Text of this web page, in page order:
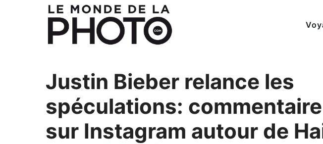
Justin Bieber relance les
spéculations:
sur Instagram autour de